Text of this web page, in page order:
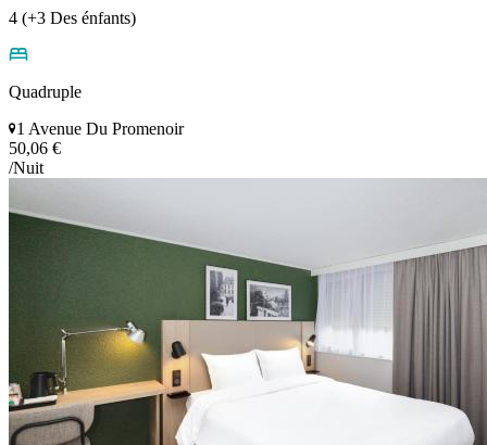
4 (+3 Des énfants)
Quadruple
1 Avenue Du Promenoir
50,06 €
/Nuit